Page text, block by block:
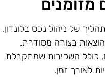
מזומנים
של ניהול נכס בלונדון.
בצורה מסודרת.
כולל השכירות שמתקבלת
לאורך זמן.